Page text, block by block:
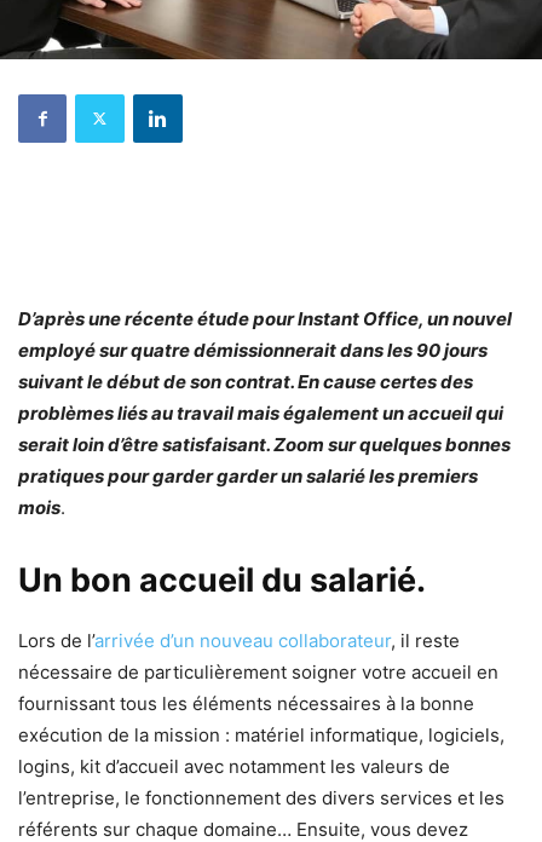
D’après une récente étude pour Instant Office, un nouvel
employé sur quatre démissionnerait dans les 90 jours
suivant le début de son contrat. En cause certes des
problèmes liés au travail mais également un accueil qui
serait loin d’être satisfaisant. Zoom sur quelques bonnes
pratiques pour garder garder un salarié les premiers
mois.
Un bon accueil du salarié.
Lors de l’arrivée d’un nouveau collaborateur, il reste
nécessaire de particulièrement soigner votre accueil en
fournissant tous les éléments nécessaires à la bonne
exécution de la mission : matériel informatique, logiciels,
logins, kit d’accueil avec notamment les valeurs de
l’entreprise, le fonctionnement des divers services et les
référents sur chaque domaine… Ensuite, vous devez